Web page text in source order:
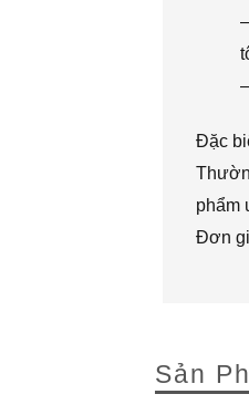
Đặc
phẩm
Đơn
Sản